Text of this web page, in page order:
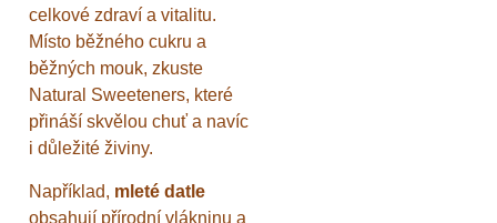
celkové zdraví a vitalitu.
Místo běžného cukru a
běžných mouk, zkuste
Natural Sweeteners, které
přináší skvělou chuť a navíc
i důležité živiny.
Například, mleté datle
obsahují přírodní vlákninu a